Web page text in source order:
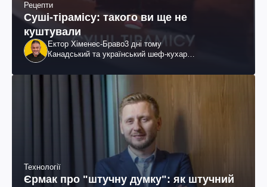
Рецепти
Суші-тірамісу: такого ви ще не
куштували
Ектор Хіменес-Браво3 дні тому
Канадський та український шеф-кухар
Технології
Єрмак про "штучну думку": як штучний